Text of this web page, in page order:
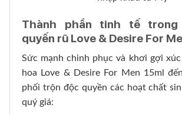
Thành phần tinh tế
quyến rũ Love & Desire For
Sức mạnh chinh phục và khơi gợi
hoa Love & Desire For Men 15ml
phối trộn độc quyền các hoạt chất
quý giá: